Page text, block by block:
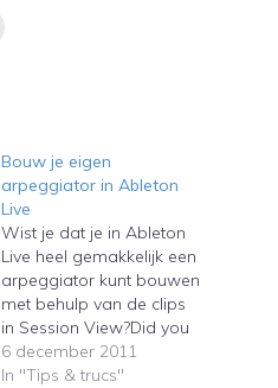
Bouw je eigen
arpeggiator in Ableton
Live
Wist je dat je in Ableton
Live heel gemakkelijk een
arpeggiator kunt bouwen
met behulp van de clips
in Session View?Did you
know that you can easily
build custom
6 december 2011
In "Tips & trucs"